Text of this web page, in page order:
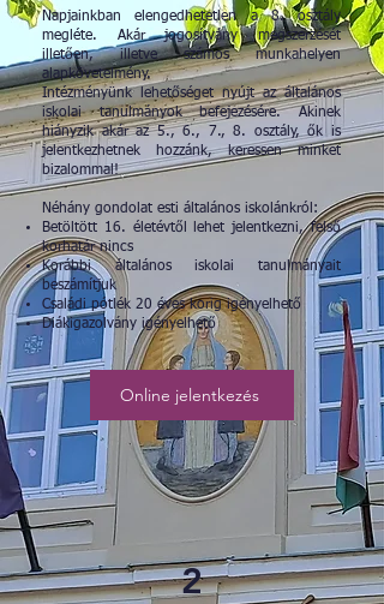
Napjainkban elengedhetetlen a 8. osztály
megléte. Akár jogosítvány megszerzését
illetően, illetve számos munkahelyen
alapkövetelmény.
Intézményünk lehetőséget nyújt az általános
iskolai tanulmányok befejezésére. Akinek
hiányzik akár az 5., 6., 7., 8. osztály, ők is
jelentkezhetnek hozzánk, keressen minket
bizalommal!
Néhány gondolat esti általános iskolánkról:
Betöltött 16. életévtől lehet jelentkezni, felső
korhatár nincs
Korábbi általános iskolai tanulmányait
beszámítjuk
Családi pótlék 20 éves korig igényelhető
Diákigazolvány igényelhető
Online jelentkezés
2